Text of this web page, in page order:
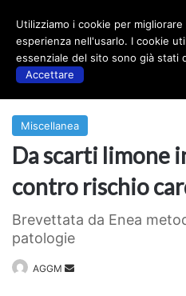
Miscellanea
Da scarti limone
contro rischio
Brevettata da Enea
patologie
AGGM
Invia
Utilizziamo i cookie per
esperienza nell'usarlo. I cookie
essenziale del sito sono già stati
Accettare